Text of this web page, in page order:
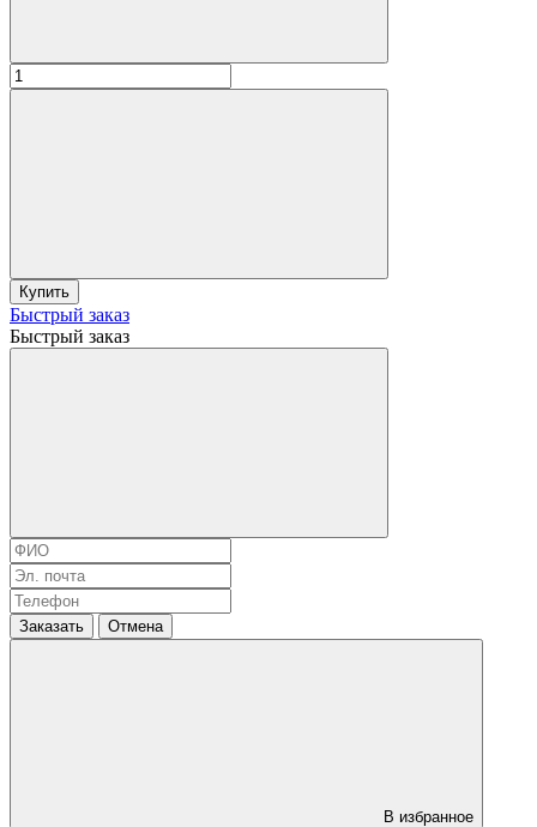
Купить
Быстрый заказ
Быстрый заказ
Заказать Отмена
В избранное